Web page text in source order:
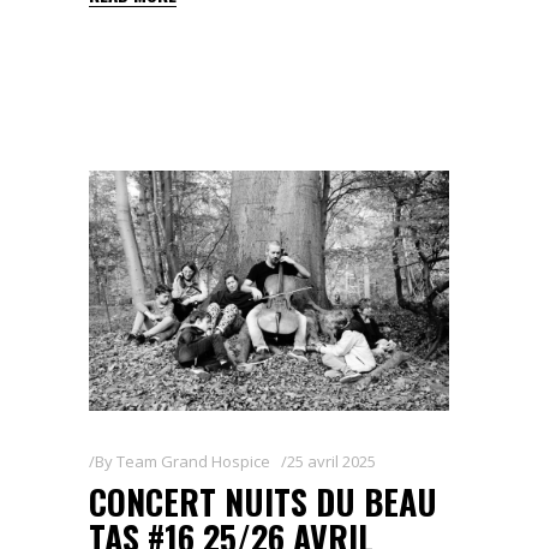
ByTeam Grand Hospice 25 avril 2025
CONCERT NUITS DU BEAU
TAS #16 25/26 AVRIL